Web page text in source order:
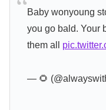
Baby wonyoung
you go bald. Your
them all
— 🌻